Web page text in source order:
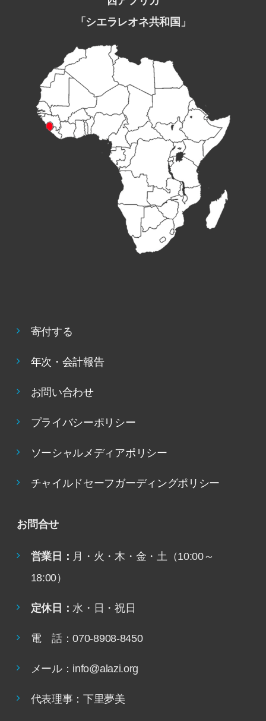
「シエラレオネ共和国」
寄付する
年次・会計報告
お問い合わせ
プライバシーポリシー
ソーシャルメディアポリシー
チャイルドセーフガーディングポリシー
お問合せ
営業日： 月・火・木・金・土（10:00～
18:00）
定休日：水・日・祝日
電 話：070-8908-8450
メール：info@alazi.org
代表理事：下里夢美